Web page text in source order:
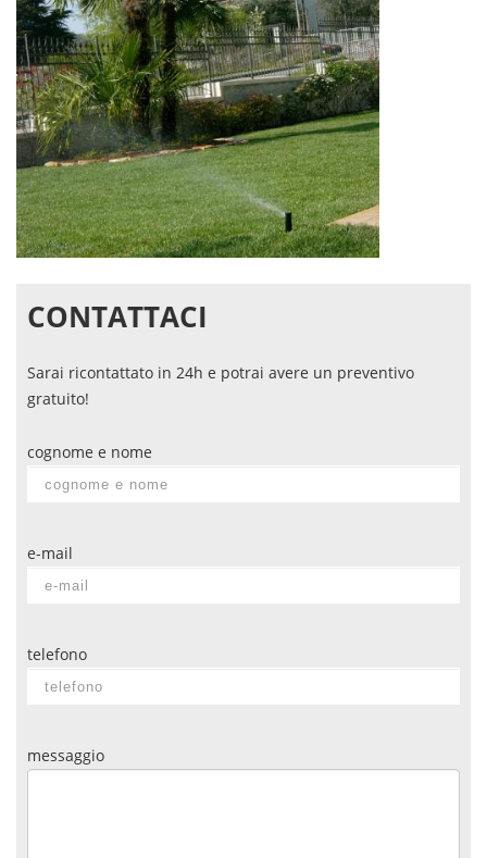
CONTATTACI
Sarai ricontattato in 24h e potrai avere un preventivo
gratuito!
cognome e nome
e-mail
telefono
messaggio